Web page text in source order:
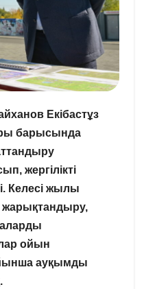
Екібастұз
барысында
жергілікті
Келесі жылы
жарықтандыру,
ойын
ауқымды